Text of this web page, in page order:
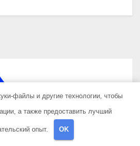
файлы и другие технологии, чтобы
а также предоставить лучший
опыт. OK